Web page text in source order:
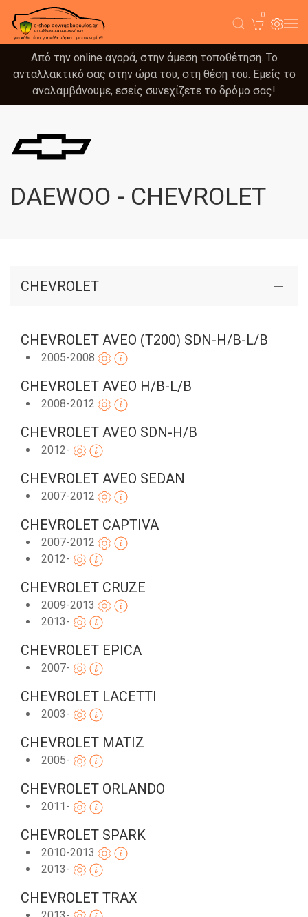
0
Από την online αγορά, στην άμεση τοποθέτηση. Το
ανταλλακτικό σας στην ώρα του, στη θέση του. Εμείς το
αναλαμβάνουμε, εσείς συνεχίζετε το δρόμο σας!
DAEWOO - CHEVROLET
CHEVROLET
CHEVROLET AVEO (T200) SDN-H/B-L/B
2005-2008
CHEVROLET AVEO H/B-L/B
2008-2012
CHEVROLET AVEO SDN-H/B
2012-
CHEVROLET AVEO SEDAN
2007-2012
CHEVROLET CAPTIVA
2007-2012
2012-
CHEVROLET CRUZE
2009-2013
2013-
CHEVROLET EPICA
2007-
CHEVROLET LACETTI
2003-
CHEVROLET MATIZ
2005-
CHEVROLET ORLANDO
2011-
CHEVROLET SPARK
2010-2013
2013-
CHEVROLET TRAX